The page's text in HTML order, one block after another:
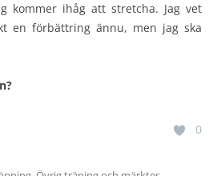
kommer ihåg att stretcha. Jag vet
en förbättring ännu, men jag ska
0